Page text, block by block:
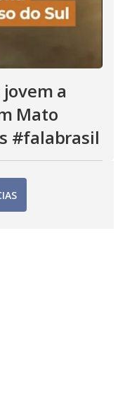
a
Mato
#falabrasil